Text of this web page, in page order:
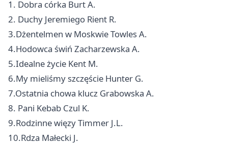
1. Dobra córka Burt A.
2. Duchy Jeremiego Rient R.
3.Dżentelmen w Moskwie Towles A.
4.Hodowca świń Zacharzewska A.
5.Idealne życie Kent M.
6.My mieliśmy szczęście Hunter G.
7.Ostatnia chowa klucz Grabowska A.
8. Pani Kebab Czul K.
9.Rodzinne więzy Timmer J.L.
10.Rdza Małecki J.